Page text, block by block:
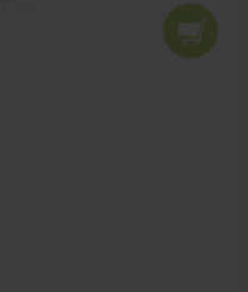
Een nagelheffer